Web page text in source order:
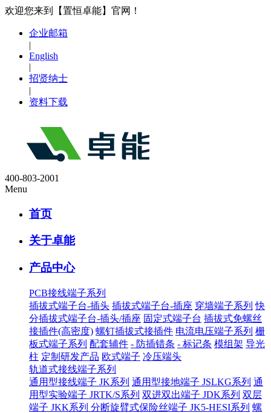
欢迎您来到【置恒卓能】官网！
企业邮箱
|
English
|
招贤纳士
|
资料下载
400-803-2001
Menu
首页
关于卓能
产品中心
PCB接线端子系列
插拔式端子台-插头 插拔式端子台-插座 穿墙端子系列 快
分插拔式端子台-插头/插座 固定式端子台 插拔式免螺丝
接插件(高密度) 螺钉插拔式接插件 电流电压端子系列 栅
板式端子系列 配套辅件 - 防插错条 - 标记条 模组架 导光
柱 定制研发产品 欧式端子 冷压端头
轨道式接线端子系列
通用型接线端子 JK系列 通用型接地端子 JSLKG系列 通
用型实验端子 JRTK/S系列 双进双出端子 JDK系列 双层
端子 JKK系列 分断旋臂式保险丝端子 JK5-HESI系列 螺